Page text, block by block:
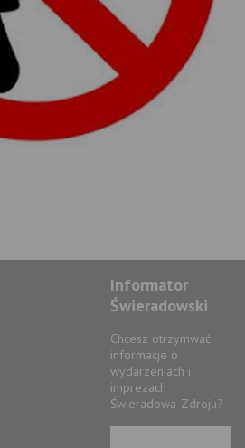
Informator
Świeradowski
Chcesz otrzymwać
informacje o
wydarzeniach i
imprezach
Świeradowa-Zdroju?